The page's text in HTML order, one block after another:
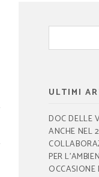
ULTIMI
DOC DELLE
ANCHE NEL
PER
OCCASIONE